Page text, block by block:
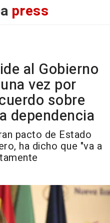
press
al Gobierno
vez por
sobre
dependencia
pacto de Estado
ha dicho que "va a